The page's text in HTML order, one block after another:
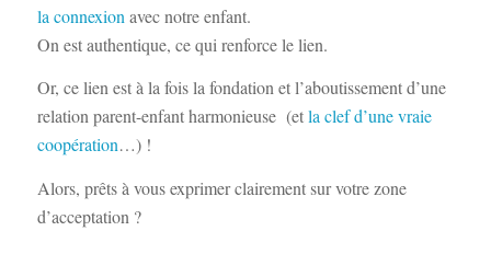
la connexion avec notre enfant.
On est authentique, ce qui renforce le lien.
Or, ce lien est à la fois la fondation et l’aboutissement d’une
relation parent-enfant harmonieuse (etla clef d’une vraie
coopération…) !
Alors, prêts à vous exprimer clairement sur votre zone
d’acceptation ?